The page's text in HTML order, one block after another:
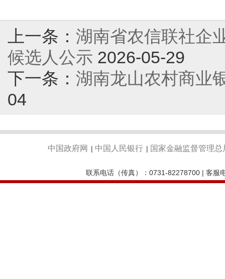
上一条： 湖南省农信联社企
候选人公示 2026-05-29
下一条： 湖南龙山农村商业
04
中国政府网 | 中国人民银行 | 国家金融监督管理总
联系电话（传真）：0731-82278700 | 客服